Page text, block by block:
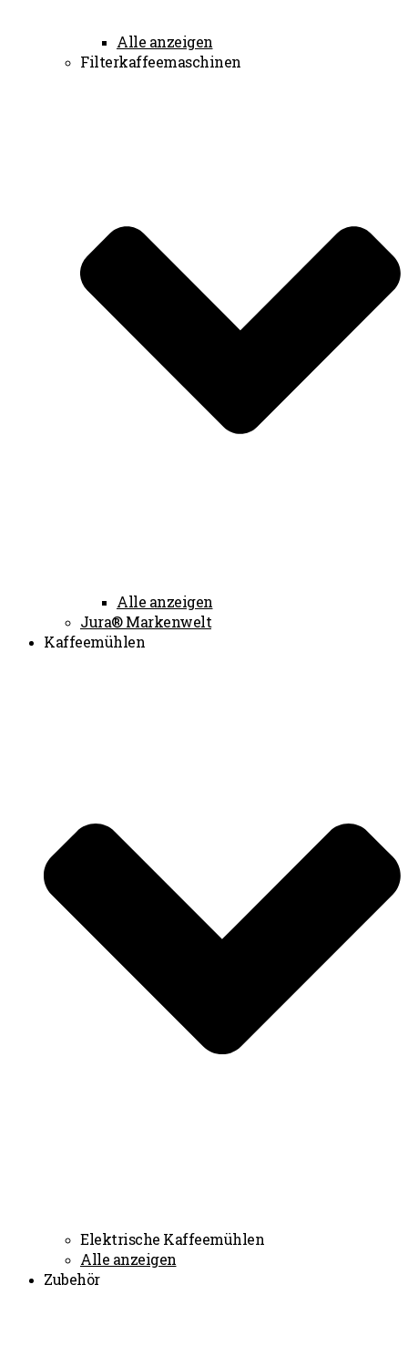
Alle anzeigen
Filterkaffeemaschinen
Alle anzeigen
Jura® Markenwelt
Kaffeemühlen
Elektrische Kaffeemühlen
Alle anzeigen
Zubehör